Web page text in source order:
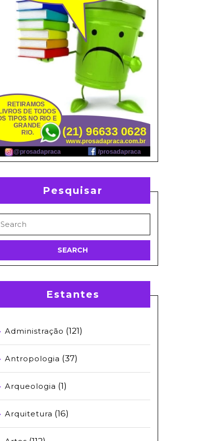
Pesquisar
Estantes
Administração (121)
Antropologia (37)
Arqueologia (1)
Arquitetura (16)